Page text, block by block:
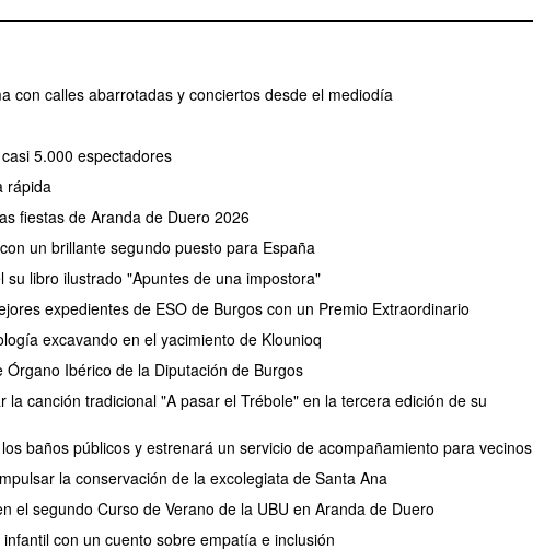
con calles abarrotadas y conciertos desde el mediodía
5.000 espectadores
rápida
fiestas de Aranda de Duero 2026
un brillante segundo puesto para España
libro ilustrado "Apuntes de una impostora"
expedientes de ESO de Burgos con un Premio Extraordinario
excavando en el yacimiento de Klounioq
Ibérico de la Diputación de Burgos
canción tradicional "A pasar el Trébole" en la tercera edición de su
baños públicos y estrenará un servicio de acompañamiento para vecinos
la conservación de la excolegiata de Santa Ana
el segundo Curso de Verano de la UBU en Aranda de Duero
con un cuento sobre empatía e inclusión